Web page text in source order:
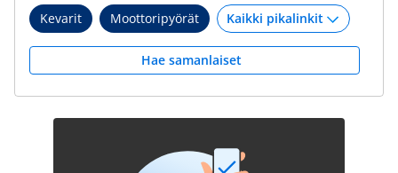
Kevarit
Moottoripyörät
Hae samanlaiset